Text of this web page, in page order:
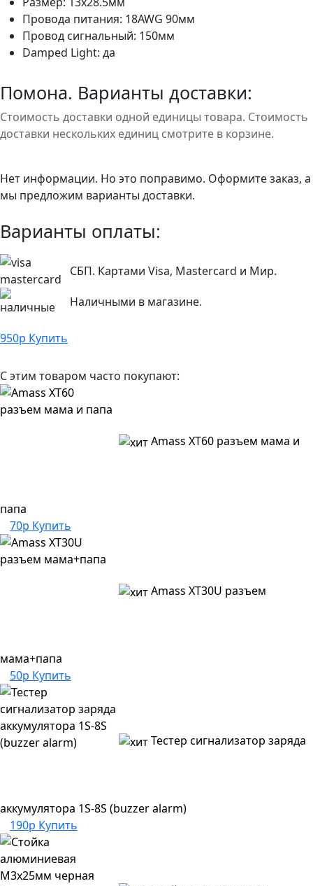
Провода питания: 18AWG 90мм
Провод сигнальный: 150мм
Damped Light: да
Помона. Варианты доставки:
Стоимость доставки одной единицы товара. Стоимость
доставки нескольких единиц смотрите в корзине.
Нет информации. Но это поправимо. Оформите заказ, а
мы предложим варианты доставки.
Варианты оплаты:
СБП. Картами Visa, Mastercard и Мир.
Наличными в магазине.
950р Купить
С этим товаром часто покупают:
Amass XT60 разъем мама и
папа
70р Купить
Amass XT30U разъем
мама+папа
50р Купить
Тестер сигнализатор заряда
аккумулятора 1S-8S (buzzer alarm)
190р Купить